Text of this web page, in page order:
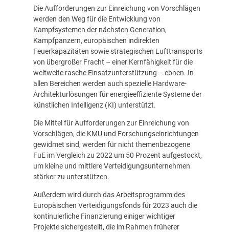
Die Aufforderungen zur Einreichung von Vorschlägen
werden den Weg für die Entwicklung von
Kampfsystemen der nächsten Generation,
Kampfpanzern, europäischen indirekten
Feuerkapazitäten sowie strategischen Lufttransports
von übergroßer Fracht – einer Kernfähigkeit für die
weltweite rasche Einsatzunterstützung – ebnen. In
allen Bereichen werden auch spezielle Hardware-
Architekturlösungen für energieeffiziente Systeme der
künstlichen Intelligenz (KI) unterstützt.
Die Mittel für Aufforderungen zur Einreichung von
Vorschlägen, die KMU und Forschungseinrichtungen
gewidmet sind, werden für nicht themenbezogene
FuE im Vergleich zu 2022 um 50 Prozent aufgestockt,
um kleine und mittlere Verteidigungsunternehmen
stärker zu unterstützen.
Außerdem wird durch das Arbeitsprogramm des
Europäischen Verteidigungsfonds für 2023 auch die
kontinuierliche Finanzierung einiger wichtiger
Projekte sichergestellt, die im Rahmen früherer